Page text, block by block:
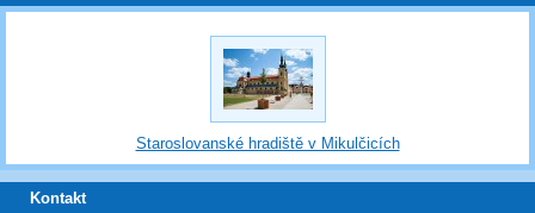
Staroslovanské hradiště v Mikulčicích
Kontakt